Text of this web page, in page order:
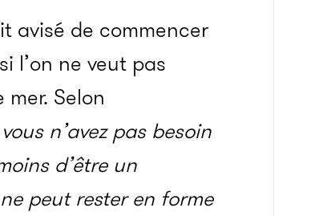
avisé de commencer
l’on ne veut pas
Selon
vous n’avez pas besoin
d’être un
peut rester en forme